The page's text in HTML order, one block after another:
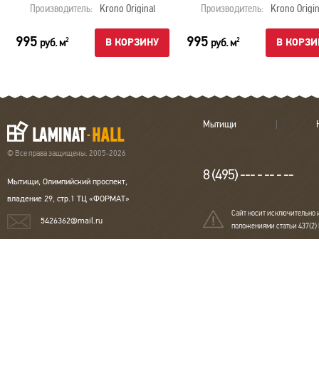
Производитель:
Krono Original
995 руб. м2 В КОРЗИНУ
Производитель:
Krono
995 руб. м2 В
© Все права защищены. 2005-2026
Мытищи, Олимпийский проспект,
владение 29, стр.1 ТЦ «ФОРМАТ»
5426362@mail.ru
Мытищи
8 (495) --- - -- - --
Сайт носит исключительно
положениями статьи